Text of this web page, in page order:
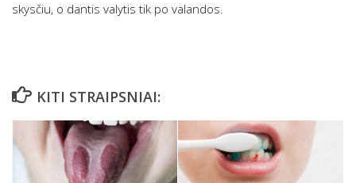
skysčiu, o dantis valytis tik po valandos.
KITI STRAIPSNIAI: